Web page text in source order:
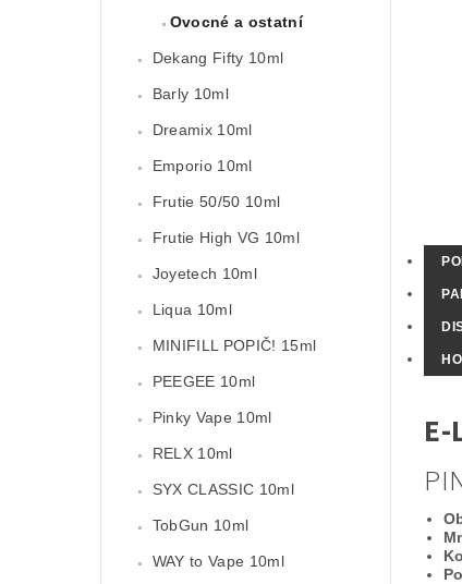
Ovocné a ostatní
Dekang Fifty 10ml
Barly 10ml
Dreamix 10ml
Emporio 10ml
Frutie 50/50 10ml
Frutie High VG 10ml
Joyetech 10ml
Liqua 10ml
MINIFILL POPIČ! 15ml
PEEGEE 10ml
Pinky Vape 10ml
RELX 10ml
SYX CLASSIC 10ml
TobGun 10ml
WAY to Vape 10ml
E-